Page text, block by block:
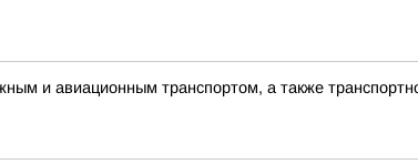
и авиационным транспортом, а также